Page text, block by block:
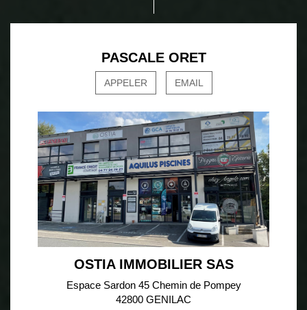
PASCALE ORET
APPELER EMAIL
OSTIA IMMOBILIER SAS
Espace Sardon 45 Chemin de Pompey
42800 GENILAC